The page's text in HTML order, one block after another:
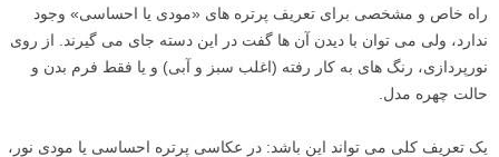
راه خاص و مشخصی برای تعریف پرتره های «مودی یا احساسی» وجود
ندارد، ولی می توان با دیدن آن ها گفت در این دسته جای می گیرند. از روی
نورپردازی، رنگ های به کار رفته (اغلب سبز و آبی) و یا فقط فرم بدن و
حالت چهره مدل.
یک تعریف کلی می تواند این باشد: در عکاسی پرتره احساسی یا مودی نور،